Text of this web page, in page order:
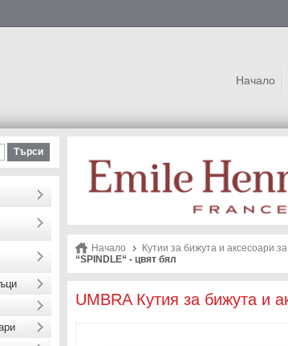
Начало
Начало Кутии за бижута и аксесоари
“SPINDLE“ - цвят бял
UMBRA Кутия за бижута и
Търси